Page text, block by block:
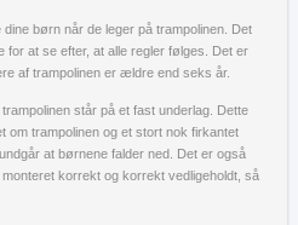
børn når de leger på trampolinen. Det
for at se efter, at alle regler følges. Det er
af trampolinen er ældre end seks år.
står på et fast underlag. Dette
trampolinen og et stort nok firkantet
at børnene falder ned. Det er også
korrekt og korrekt vedligeholdt, så